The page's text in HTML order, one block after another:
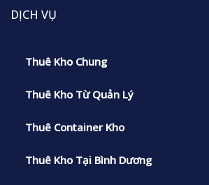
DỊCH VỤ
Thuê Kho Chung
Thuê Kho Từ Quản Lý
Thuê Container Kho
Thuê Kho Tại Bình Dương